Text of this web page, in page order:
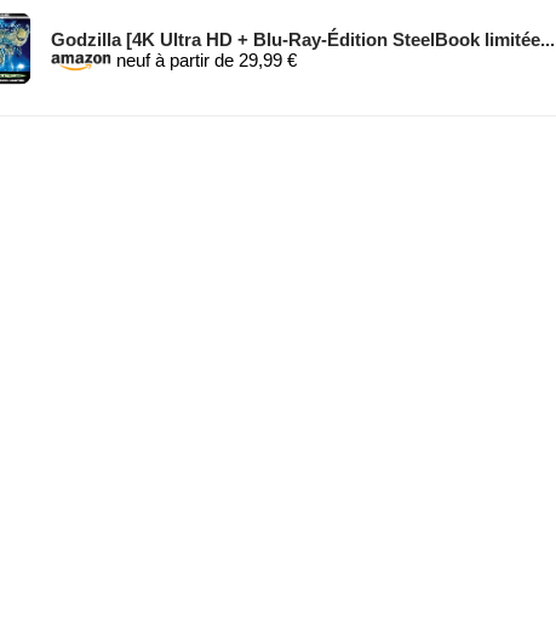
Godzilla [4K Ultra HD + Blu-Ray-Édition SteelBook limitée...
neuf à partir de 29,99 €